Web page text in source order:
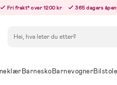
Fri frakt* over 1200 kr 365 dagers
BarneskoBarnevogner